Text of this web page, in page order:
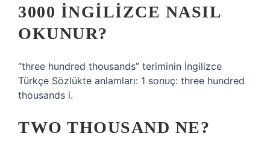
3000 İNGILIZCE NASIL
OKUNUR?
“three hundred thousands” teriminin İngilizce
Türkçe Sözlükte anlamları: 1 sonuç: three hundred
thousands i.
TWO THOUSAND NE?